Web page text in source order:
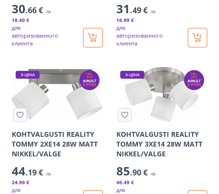
30.66 € /tk
18.40 €
для
авторизованного
клиента
31 .49 € /tk
16.99 €
для
авторизованного
клиента
Э-ЦЕНА
KOHTVALGUSTI REALITY
TOMMY 2XE14 28W MATT
NIKKEL/VALGE
44.19 € /tk
24.99 €
для
Э-ЦЕНА
KOHTVALGUSTI REALITY
TOMMY 3XE14 28W MATT
NIKKEL/VALGE
85.90 € /tk
46.49 €
для